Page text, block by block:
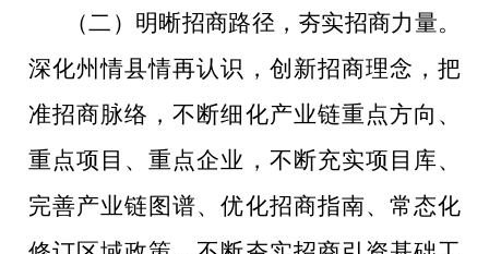
（二）明晰招商路径 ， 夯实招商力量。
深化州情县情再认识，创新招商理念， 把
准招商脉络 ，不断细化产业链重点方向、
重点项目、重点企业，不断充实项目库、
完善产业链图谱、优化招商指南、常态化